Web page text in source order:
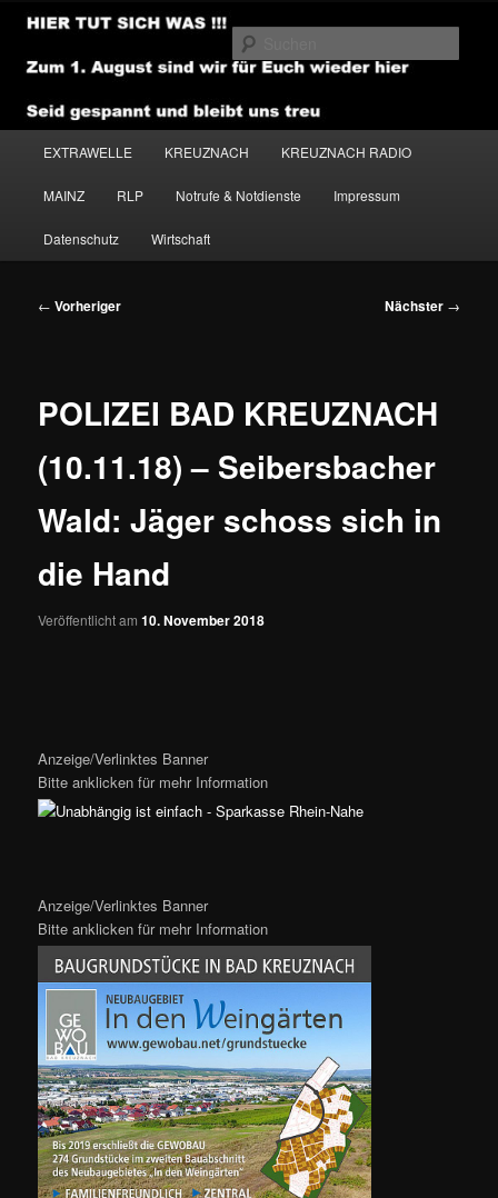
Zum
primären
Inhalt
NEWSHOUSE.MEDIA
EXTRAWELLE KREUZNACH KREUZNACH RADIO
MAINZ RLP Notrufe & Notdienste Impressum
Datenschutz Wirtschaft
Beitragsnavigation
← Vorheriger Nächster →
POLIZEI BAD KREUZNACH
(10.11.18) – Seibersbacher
Wald: Jäger schoss sich in
die Hand
Veröffentlicht am10. November 2018
Anzeige/Verlinktes Banner
Bitte anklicken für mehr Information
Anzeige/Verlinktes Banner
Bitte anklicken für mehr Information